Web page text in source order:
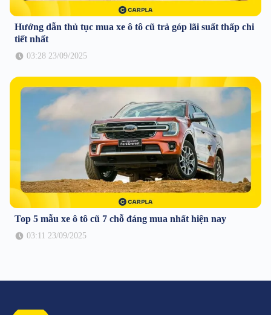
Hướng dẫn thủ tục mua xe ô tô cũ trả góp lãi suất thấp chi
tiết nhất
03:28 23/09/2025
Top 5 mẫu xe ô tô cũ 7 chỗ đáng mua nhất hiện nay
03:11 23/09/2025